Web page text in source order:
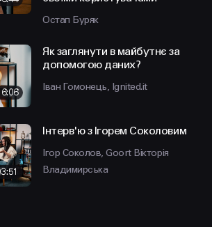
Остап Буряк
Як заглянути в майбутнє за
допомогою даних?
Іван Гомонець, Ignited.it
Інтерв'ю з Ігорем Соколовим
Ігор Соколов, Goort Вікторія
Владимирська